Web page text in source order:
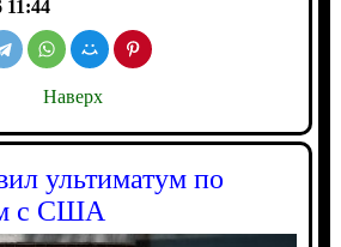
11:44
Наверх
ультиматум по
с США